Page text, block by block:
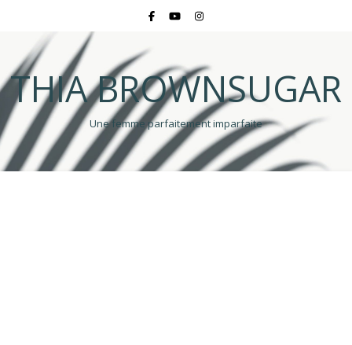
THIA BROWNSUGAR
Une femme parfaitement imparfaite